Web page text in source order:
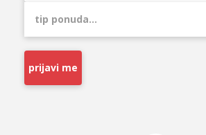
prijavi me